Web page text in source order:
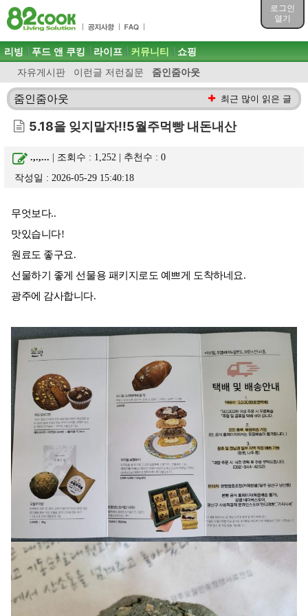
로그인
열기
목차
주메뉴 바로가기
컨텐츠 바로가기
검색 바로가기
로그인 바로가기
주메뉴
리빙 푸드 앤 쿠킹 라이프 커뮤니티
자유게시판 이런글 저런질문 줌인줌아웃
쇼핑
줌인줌아웃 최근 많이 읽은 글
5.18을 잊지말자!!5월주먹빵 내돈내산
.,.,... | 조회수 : 1,252 | 추천수 :0
작성일 : 2026-05-29 15:40:18
무엇보다..
맛있습니다!
원료도 좋구요.
선물하기 좋게 선물용 패키지로도 예쁘게 도착하네요.
광주에 감사합니다.